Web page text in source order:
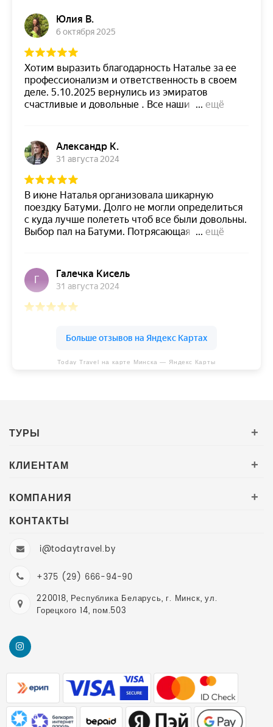
Today Travel на карте Минска — Яндекс Карты
ТУРЫ +
КЛИЕНТАМ +
КОМПАНИЯ +
КОНТАКТЫ
i@todaytravel.by
+375 (29) 666-94-90
220018, Республика Беларусь, г. Минск, ул.
Горецкого 14, пом.503